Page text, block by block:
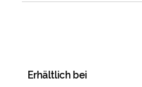
Erhältlich bei